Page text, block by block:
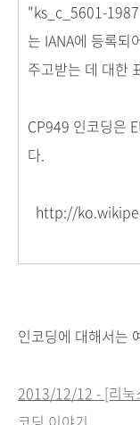
"ks_c_5601-
는 IANA에 등록되
주고받는 데 대한
CP949 인코딩은
다.
http://
인코딩에 대해서는
2013/12/12 - [리눅